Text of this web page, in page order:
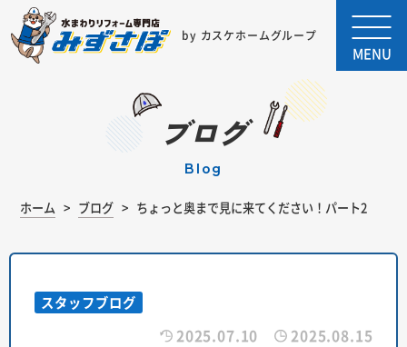
by カスケホームグループ
MENU
ブログ
blog
ホーム ブログ ちょっと奥まで見に来てください！パート2
スタッフブログ
2025.07.10 2025.08.15